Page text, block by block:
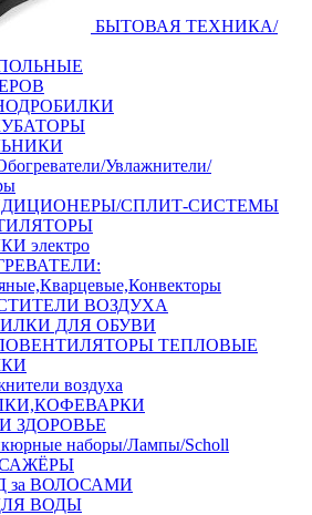
БЫТОВАЯ ТЕХНИКА/
Увлажнители/
СПЛИТ-СИСТЕМЫ
электро
ВОЗДУХА
ДЛЯ ОБУВИ
ТЕПЛОВЫЕ
воздуха
ЗДОРОВЬЕ
наборы/Лампы/Scholl
за ВОЛОСАМИ
ВОДЫ